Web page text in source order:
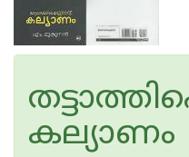
കല്യാണം